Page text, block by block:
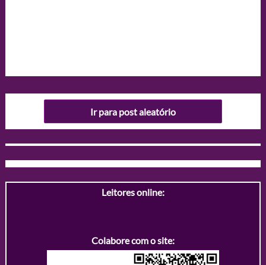
Ir para post aleatório
Leitores online:
Colabore com o site: